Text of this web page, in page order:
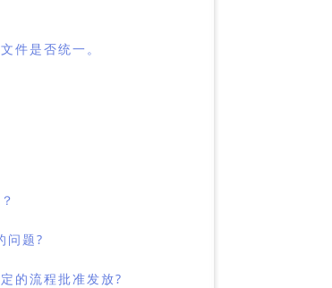
件是否统一。
问题?
的流程批准发放?